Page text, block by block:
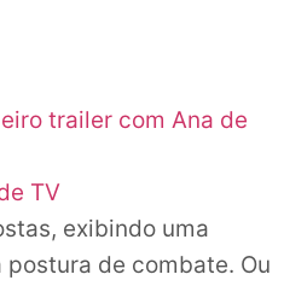
trailer com Ana de
TV
exibindo uma
de combate. Ou